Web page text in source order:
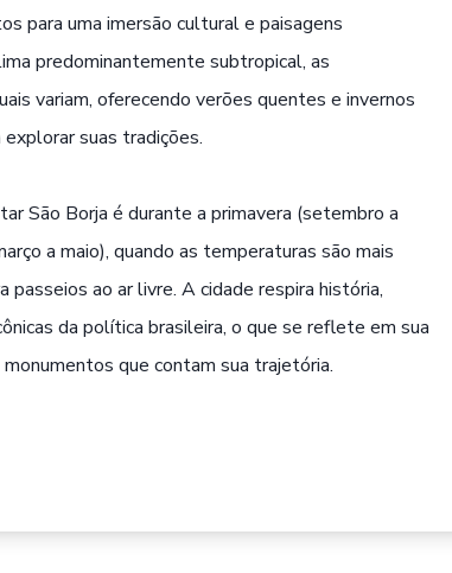
para uma imersão cultural e paisagens
predominantemente subtropical, as
variam, oferecendo verões quentes e invernos
explorar suas tradições.
São Borja é durante a primavera (setembro a
a maio), quando as temperaturas são mais
passeios ao ar livre. A cidade respira história,
da política brasileira, o que se reflete em sua
que contam sua trajetória.